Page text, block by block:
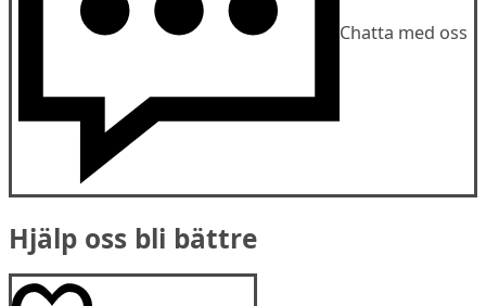
Chatta med oss
Hjälp oss bli bättre